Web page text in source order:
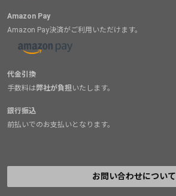
Amazon Pay
Amazon Pay決済がご利用いただけます。
代金引換
手数料は弊社が負担いたします。
銀行振込
前払いでのお支払いとなります。
お問い合わせについて